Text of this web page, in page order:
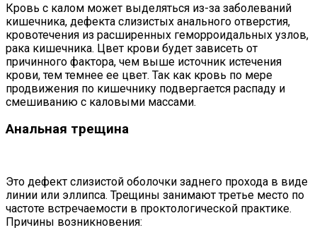
Кровь с калом может выделяться из-за заболеваний
кишечника, дефекта слизистых анального отверстия,
кровотечения из расширенных геморроидальных узлов,
рака кишечника. Цвет крови будет зависеть от
причинного фактора, чем выше источник истечения
крови, тем темнее ее цвет. Так как кровь по мере
продвижения по кишечнику подвергается распаду и
смешиванию с каловыми массами.
Анальная трещина
Это дефект слизистой оболочки заднего прохода в виде
линии или эллипса. Трещины занимают третье место по
частоте встречаемости в проктологической практике.
Причины возникновения: